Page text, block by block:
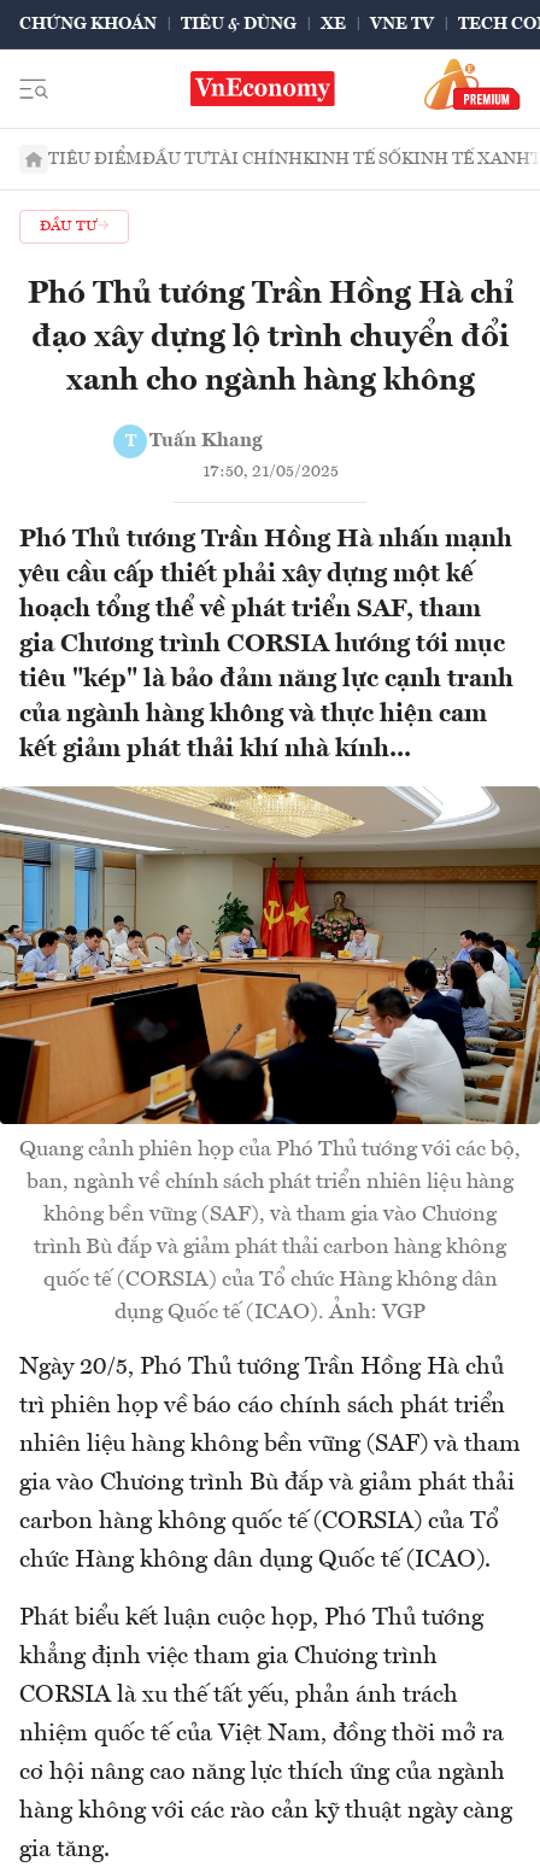
CHỨNG KHOÁN TIÊU & DÙNG XE VNE TV TECH
TIÊU ĐIỂMĐẦU TƯTÀI CHÍNHKINH TẾ SỐKINH TẾ XANH
ĐẦU TƯ
Phó Thủ tướng Trần Hồng Hà chỉ
đạo xây dựng lộ trình chuyển đổi
xanh cho ngành hàng không
T Tuấn Khang
17:50, 21/05/2025
Phó Thủ tướng Trần Hồng Hà nhấn mạnh
yêu cầu cấp thiết phải xây dựng một kế
hoạch tổng thể về phát triển SAF, tham
gia Chương trình CORSIA hướng tới mục
tiêu "kép" là bảo đảm năng lực cạnh tranh
của ngành hàng không và thực hiện cam
kết giảm phát thải khí nhà kính...
Quang cảnh phiên họp của Phó Thủ tướng với các bộ,
ban, ngành về chính sách phát triển nhiên liệu hàng
không bền vững (SAF), và tham gia vào Chương
trình Bù đắp và giảm phát thải carbon hàng không
quốc tế (CORSIA) của Tổ chức Hàng không dân
dụng Quốc tế (ICAO). Ảnh: VGP
Ngày 20/5, Phó Thủ tướng Trần Hồng Hà chủ
trì phiên họp về báo cáo chính sách phát triển
nhiên liệu hàng không bền vững (SAF) và tham
gia vào Chương trình Bù đắp và giảm phát thải
carbon hàng không quốc tế (CORSIA) của Tổ
chức Hàng không dân dụng Quốc tế (ICAO).
Phát biểu kết luận cuộc họp, Phó Thủ tướng
khẳng định việc tham gia Chương trình
CORSIA là xu thế tất yếu, phản ánh trách
nhiệm quốc tế của Việt Nam, đồng thời mở ra
cơ hội nâng cao năng lực thích ứng của ngành
hàng không với các rào cản kỹ thuật ngày càng
gia tăng.